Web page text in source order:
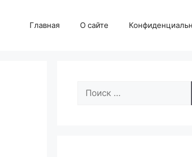
Главная О сайте
Поиск: